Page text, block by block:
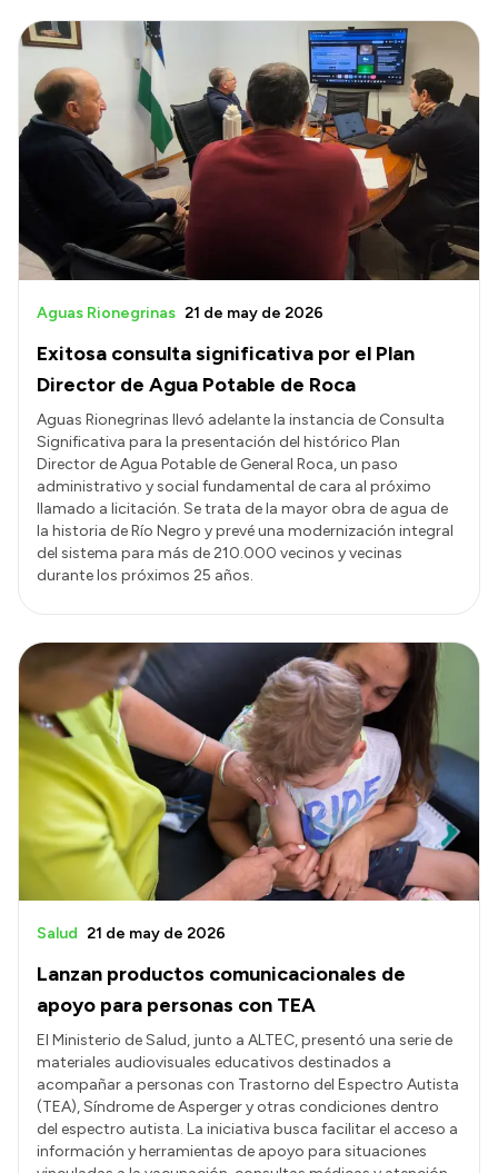
Exitosa consulta significativa por el Plan
Director de Agua Potable de Roca
Aguas Rionegrinas 21 de may de 2026
Aguas Rionegrinas llevó adelante la instancia de Consulta
Significativa para la presentación del histórico Plan
Director de Agua Potable de General Roca, un paso
administrativo y social fundamental de cara al próximo
llamado a licitación. Se trata de la mayor obra de agua de
la historia de Río Negro y prevé una modernización integral
del sistema para más de 210.000 vecinos y vecinas
durante los próximos 25 años.
Lanzan productos comunicacionales de
apoyo para personas con TEA
Salud 21 de may de 2026
El Ministerio de Salud, junto a ALTEC, presentó una serie de
materiales audiovisuales educativos destinados a
acompañar a personas con Trastorno del Espectro Autista
(TEA), Síndrome de Asperger y otras condiciones dentro
del espectro autista. La iniciativa busca facilitar el acceso a
información y herramientas de apoyo para situaciones